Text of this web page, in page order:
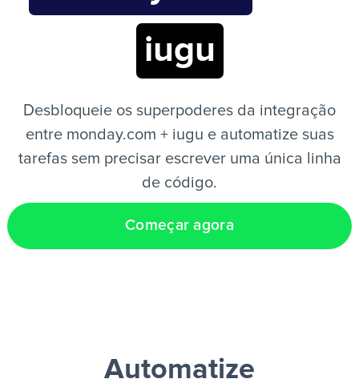
PT
iugu
Desbloqueie os superpoderes da integração
entre monday.com + iugu e automatize suas
tarefas sem precisar escrever uma única linha
de código.
Começar agora
Automatize